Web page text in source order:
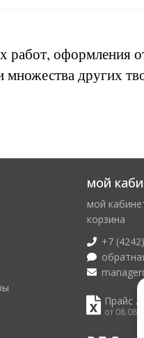
оформления
множества других
мой
мой
корзина
+7
Прайс
от